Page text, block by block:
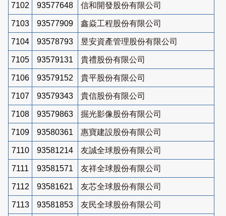
7102 93577648 信和開發股份有限公司
7103 93577909 鑫焱工程股份有限公司
7104 93578793 昱安資產管理股份有限公司
7105 93579131 貴禮股份有限公司
7106 93579152 貴平股份有限公司
7107 93579343 貴信股份有限公司
7108 93579863 掘光影像股份有限公司
7109 93580361 惠寶建設股份有限公司
7110 93581214 友誠全球股份有限公司
7111 93581571 友祥全球股份有限公司
7112 93581621 友芯全球股份有限公司
7113 93581853 友民全球股份有限公司